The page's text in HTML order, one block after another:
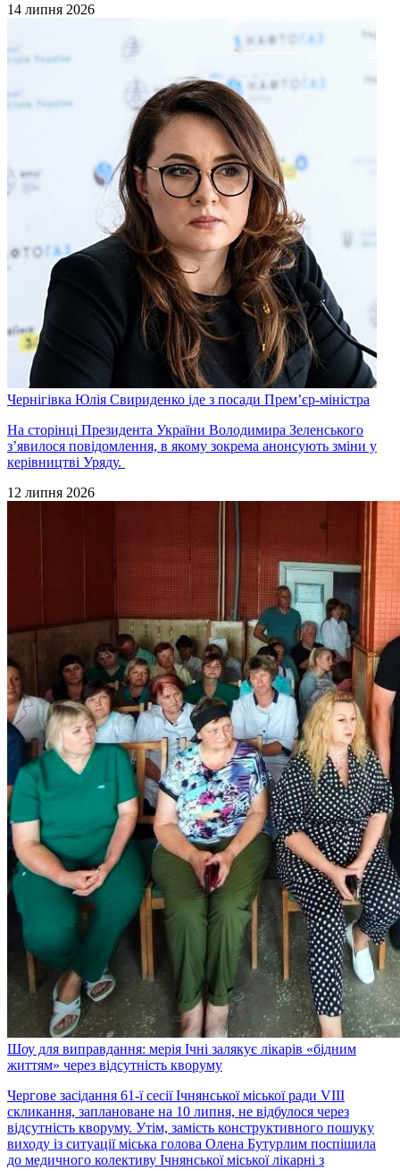
14 липня 2026
Чернігівка Юлія Свириденко іде з посади Прем’єр-міністра
На сторінці Президента України Володимира Зеленського
з’явилося повідомлення, в якому зокрема анонсують зміни у
керівництві Уряду.
12 липня 2026
Шоу для виправдання: мерія Ічні залякує лікарів «бідним
життям» через відсутність кворуму
Чергове засідання 61-ї сесії Ічнянської міської ради VIII
скликання, заплановане на 10 липня, не відбулося через
відсутність кворуму. Утім, замість конструктивного пошуку
виходу із ситуації міська голова Олена Бутурлим поспішила
до медичного колективу Ічнянської міської лікарні з